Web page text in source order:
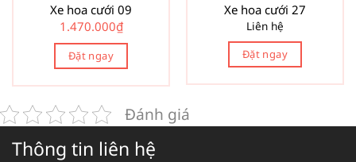
Xe hoa cưới 09
1.470.000₫
Đặt ngay
Xe hoa cưới 27
Liên hệ
Đặt ngay
Đánh giá
Thông tin liên hệ